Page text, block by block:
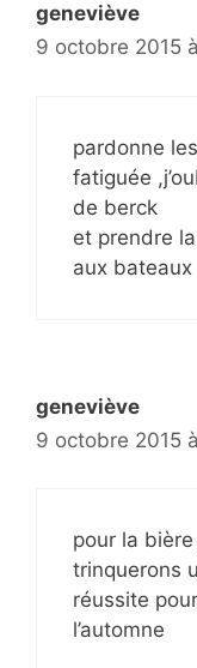
geneviève
9 octobre 2015
pardonne
fatiguée
de berck
et prendre
aux bateaux
geneviève
9 octobre 2015
pour la bière
trinquerons
réussite
l’automne